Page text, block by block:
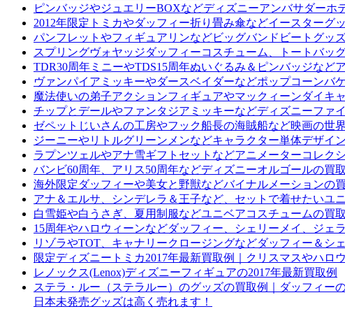
ピンバッジやジュエリーBOXなどディズニーアンバサダーホ
2012年限定トミカやダッフィー折り畳み傘などイースターグ
パンフレットやフィギュアリンなどビッグバンドビートグッ
スプリングヴォヤッジダッフィーコスチューム、トートバッ
TDR30周年ミニーやTDS15周年ぬいぐるみ＆ピンバッジなど
ヴァンパイアミッキーやダースベイダーなどポップコーンバ
魔法使いの弟子アクションフィギュアやマックィーンダイキ
チップとデールやファンタジアミッキーなどディズニーファ
ゼペットじいさんの工房やフック船長の海賊船など映画の世
ジーニーやリトルグリーンメンなどキャラクター単体デザイ
ラプンツェルやアナ雪ギフトセットなどアニメーターコレク
バンビ60周年、アリス50周年などディズニーオルゴールの買
海外限定ダッフィーや美女と野獣などバイナルメーションの
アナ＆エルサ、シンデレラ＆王子など、セットで着せたいユ
白雪姫や白うさぎ、夏用制服などユニベアコスチュームの買
15周年やハロウィーンなどダッフィー、シェリーメイ、ジェ
リゾラやTOT、キャナリークロージングなどダッフィー＆シ
限定ディズニートミカ2017年最新買取例｜クリスマスやハロ
レノックス(Lenox)ディズニーフィギュアの2017年最新買取例
ステラ・ルー（ステラルー）のグッズの買取例｜ダッフィー
日本未発売グッズは高く売れます！